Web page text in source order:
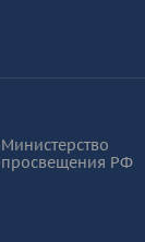
Министерство
просвещения РФ